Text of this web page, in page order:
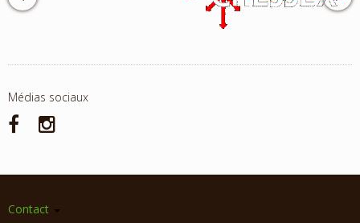
Médias sociaux
Contact